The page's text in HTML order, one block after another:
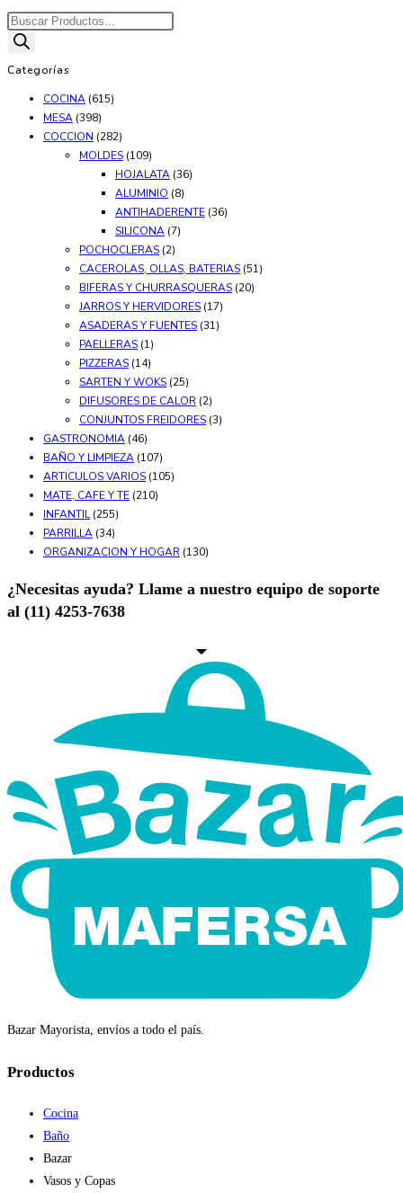
tiene
múltiples
elegir
en
la
página
de
Búsqueda
de
Categorías
COCINA (615)
MESA (398)
COCCION (282)
MOLDES (109)
HOJALATA (36)
ALUMINIO (8)
ANTIHADERENTE (36)
SILICONA (7)
POCHOCLERAS (2)
CACEROLAS, OLLAS, BATERIAS (51)
BIFERAS Y CHURRASQUERAS (20)
JARROS Y HERVIDORES (17)
ASADERAS Y FUENTES (31)
PAELLERAS (1)
PIZZERAS (14)
SARTEN Y WOKS (25)
DIFUSORES DE CALOR (2)
CONJUNTOS FREIDORES (3)
GASTRONOMIA (46)
BAÑO Y LIMPIEZA (107)
ARTICULOS VARIOS (105)
MATE, CAFE Y TE (210)
INFANTIL (255)
PARRILLA (34)
ORGANIZACION Y HOGAR (130)
¿Necesitas ayuda? Llame a nuestro equipo de soporte
al (11) 4253-7638
Bazar Mayorista, envíos a todo el país.
Productos
Cocina
Baño
Bazar
Vasos y Copas